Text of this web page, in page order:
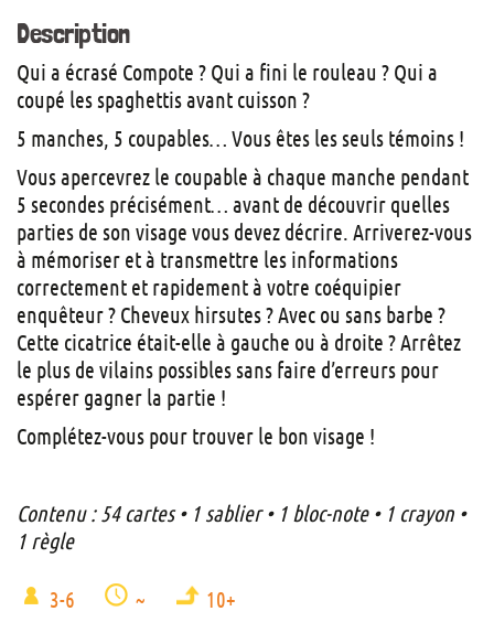
Description
Qui a écrasé Compote ? Qui a fini le rouleau ? Qui a
coupé les spaghettis avant cuisson ?
5 manches, 5 coupables… Vous êtes les seuls témoins !
Vous apercevrez le coupable à chaque manche pendant
5 secondes précisément… avant de découvrir quelles
parties de son visage vous devez décrire. Arriverez-vous
à mémoriser et à transmettre les informations
correctement et rapidement à votre coéquipier
enquêteur ? Cheveux hirsutes ? Avec ou sans barbe ?
Cette cicatrice était-elle à gauche ou à droite ? Arrêtez
le plus de vilains possibles sans faire d’erreurs pour
espérer gagner la partie !
Complétez-vous pour trouver le bon visage !
Contenu :54 cartes • 1 sablier • 1 bloc-note • 1 crayon •
1 règle
3-6 ~ 10+